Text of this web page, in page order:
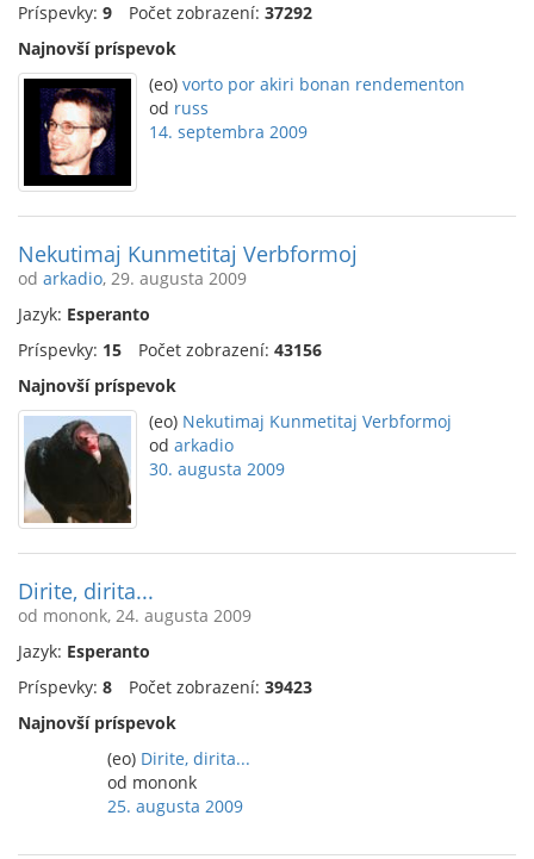
Príspevky: 9 Počet zobrazení: 37292
Najnovší príspevok
(eo) vorto por akiri bonan rendementon
od russ
14. septembra 2009
Nekutimaj Kunmetitaj Verbformoj
od arkadio, 29. augusta 2009
Jazyk: Esperanto
Príspevky: 15 Počet zobrazení: 43156
Najnovší príspevok
(eo) Nekutimaj Kunmetitaj Verbformoj
od arkadio
30. augusta 2009
Dirite, dirita...
od mononk, 24. augusta 2009
Jazyk: Esperanto
Príspevky: 8 Počet zobrazení: 39423
Najnovší príspevok
(eo) Dirite, dirita...
od mononk
25. augusta 2009